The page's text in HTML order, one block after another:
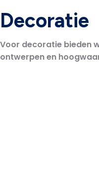
Decoratie
Voor decoratie bieden
ontwerpen en